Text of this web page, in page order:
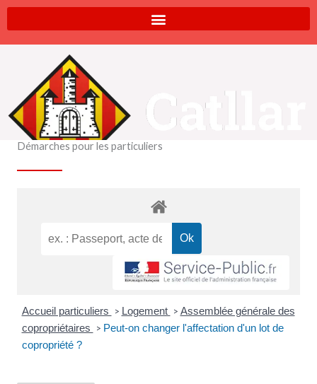
Aller
au
contenu
Démarches pour les particuliers
Accueil particuliers > Logement > Assemblée générale des
copropriétaires
> Peut-on changer l'affectation d'un lot de
copropriété ?